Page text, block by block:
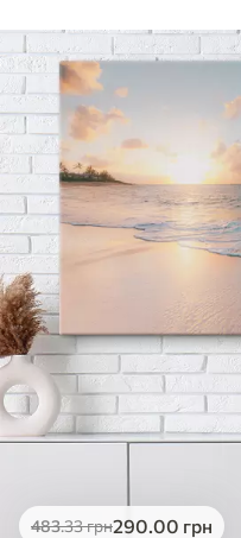
483.33грн290.00 грн